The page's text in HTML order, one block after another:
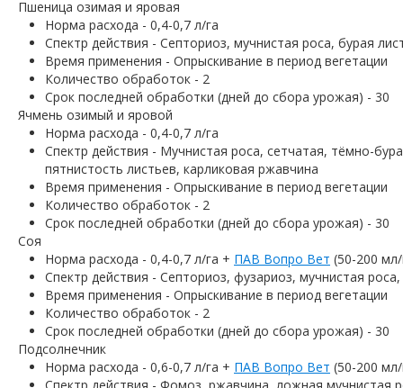
Пшеница озимая и яровая
Норма расхода - 0,4-0,7 л/га
Спектр действия - Септориоз, мучнистая роса, бурая
Время применения - Опрыскивание в период вегетации
Количество обработок - 2
Срок последней обработки (дней до сбора урожая) - 30
Ячмень озимый и яровой
Норма расхода - 0,4-0,7 л/га
Спектр действия - Мучнистая роса, сетчатая, тёмно-
пятнистость листьев, карликовая ржавчина
Время применения - Опрыскивание в период вегетации
Количество обработок - 2
Срок последней обработки (дней до сбора урожая) - 30
Соя
Норма расхода - 0,4-0,7 л/га + ПАВ Вопро Вет (50-200
Спектр действия - Септориоз, фузариоз, мучнистая
Время применения - Опрыскивание в период вегетации
Количество обработок - 2
Срок последней обработки (дней до сбора урожая) - 30
Подсолнечник
Норма расхода - 0,6-0,7 л/га + ПАВ Вопро Вет (50-200